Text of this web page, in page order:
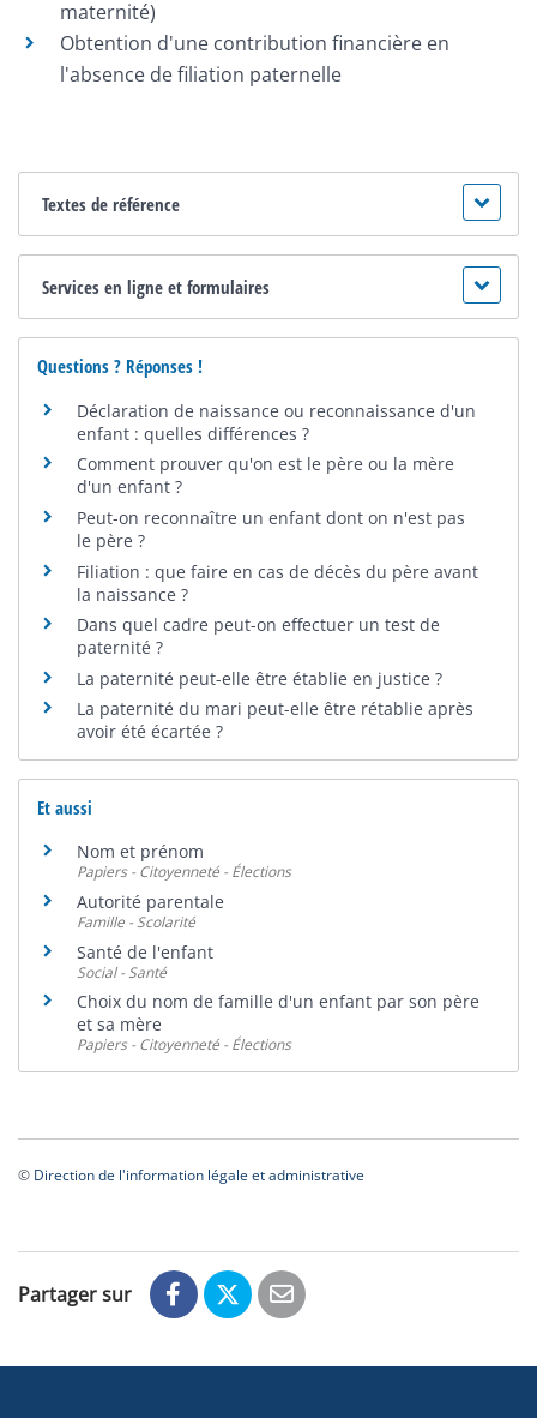
maternité)
Obtention d'une contribution financière en
l'absence de filiation paternelle
Textes de référence
Services en ligne et formulaires
Questions ? Réponses !
Déclaration de naissance ou reconnaissance d'un
enfant : quelles différences ?
Comment prouver qu'on est le père ou la mère
d'un enfant ?
Peut-on reconnaître un enfant dont on n'est pas
le père ?
Filiation : que faire en cas de décès du père avant
la naissance ?
Dans quel cadre peut-on effectuer un test de
paternité ?
La paternité peut-elle être établie en justice ?
La paternité du mari peut-elle être rétablie après
avoir été écartée ?
Et aussi
Nom et prénom
Papiers - Citoyenneté - Élections
Autorité parentale
Famille - Scolarité
Santé de l'enfant
Social - Santé
Choix du nom de famille d'un enfant par son père
et sa mère
Papiers - Citoyenneté - Élections
© Direction de l'information légale et administrative
Partager sur